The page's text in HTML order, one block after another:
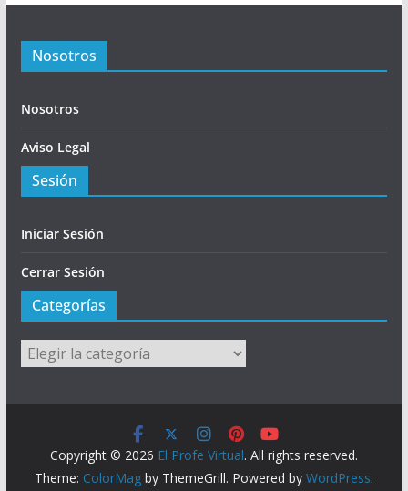
Nosotros
Nosotros
Aviso Legal
Sesión
Iniciar Sesión
Cerrar Sesión
Categorías
Categorías
Copyright © 2026 El Profe Virtual. All rights reserved.
Theme: ColorMagby ThemeGrill. Powered by WordPress.